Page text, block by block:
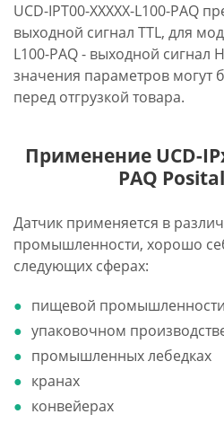
UCD-IPT00-XXXXX-L100-PAQ
выходной сигнал TTL, для
L100-PAQ - выходной сигнал
значения параметров могут
перед отгрузкой товара.
Применение UCD-
PAQ
Датчик применяется в
промышленности, хорошо
следующих сферах:
пищевой промышленности
упаковочном
промышленных лебедках
кранах
конвейерах